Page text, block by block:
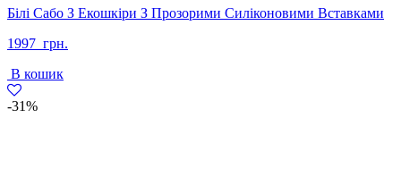
Білі Сабо З Екошкіри З Прозорими Силіконовими Вставками
1997 грн.
В кошик
-31%